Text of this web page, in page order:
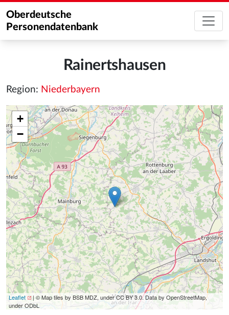
Oberdeutsche
Personendatenbank
Rainertshausen
Region: Niederbayern
+
−
Leaflet
| © Map tiles by BSB MDZ, under CC BY 3.0. Data by OpenStreetMap,
under ODbL